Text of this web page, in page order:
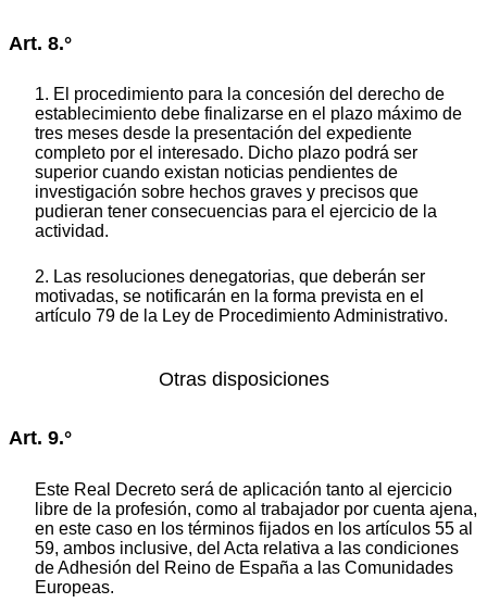
Art. 8.°
1. El procedimiento para la concesión del derecho de
establecimiento debe finalizarse en el plazo máximo de
tres meses desde la presentación del expediente
completo por el interesado. Dicho plazo podrá ser
superior cuando existan noticias pendientes de
investigación sobre hechos graves y precisos que
pudieran tener consecuencias para el ejercicio de la
actividad.
2. Las resoluciones denegatorias, que deberán ser
motivadas, se notificarán en la forma prevista en el
artículo 79 de la Ley de Procedimiento Administrativo.
Otras disposiciones
Art. 9.°
Este Real Decreto será de aplicación tanto al ejercicio
libre de la profesión, como al trabajador por cuenta ajena,
en este caso en los términos fijados en los artículos 55 al
59, ambos inclusive, del Acta relativa a las condiciones
de Adhesión del Reino de España a las Comunidades
Europeas.